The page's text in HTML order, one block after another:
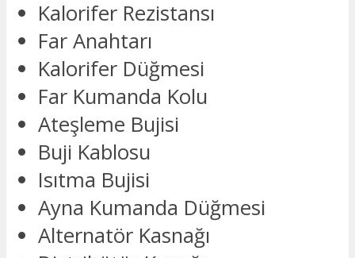
Kalorifer Rezistansı
Far Anahtarı
Kalorifer Düğmesi
Far Kumanda Kolu
Ateşleme Bujisi
Buji Kablosu
Isıtma Bujisi
Ayna Kumanda Düğmesi
Alternatör Kasnağı